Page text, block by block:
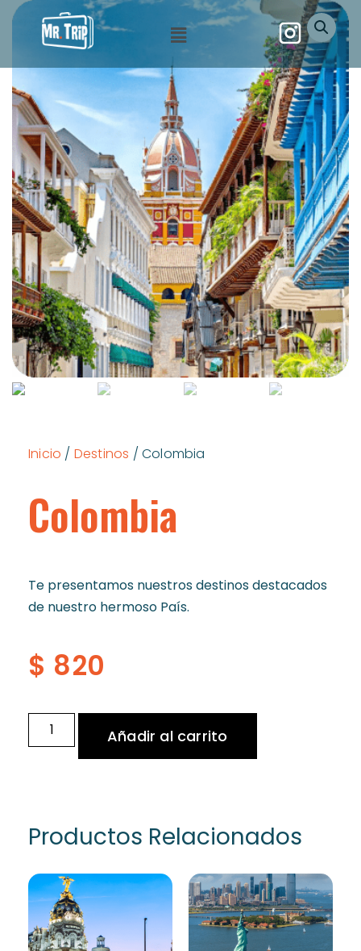
Inicio / Destinos / Colombia
Colombia
Te presentamos nuestros destinos destacados
de nuestro hermoso País.
$ 820
Añadir al carrito
Productos Relacionados